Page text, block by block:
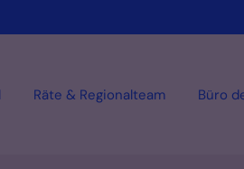
Räte & Regionalteam Büro